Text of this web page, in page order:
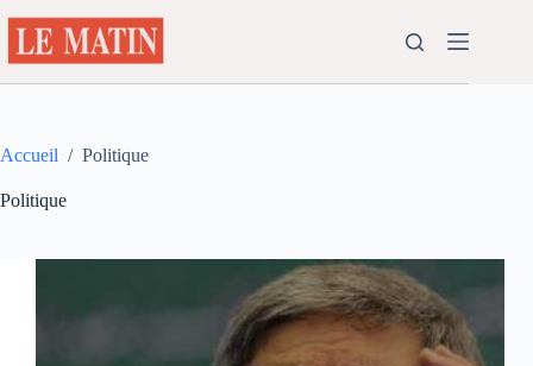
au
contenu
Accueil / Politique
Politique